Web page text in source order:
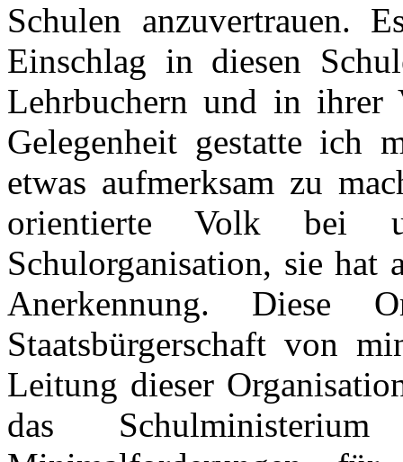
Schulen anzuvertrauen.
Einschlag in diesen
Lehrbuchern und in ihrer
Gelegenheit gestatte ich
etwas aufmerksam zu
orientierte Volk bei
Schulorganisation, sie hat
Anerkennung. Diese
Staatsbürgerschaft von
Leitung dieser
das